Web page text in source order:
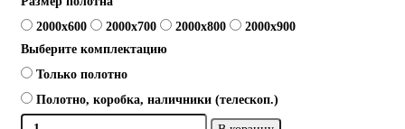
2000x600
2000x700 2000x800
2000x900
Выберите комплектацию
Только полотно
Полотно, коробка, наличники (телескоп.)